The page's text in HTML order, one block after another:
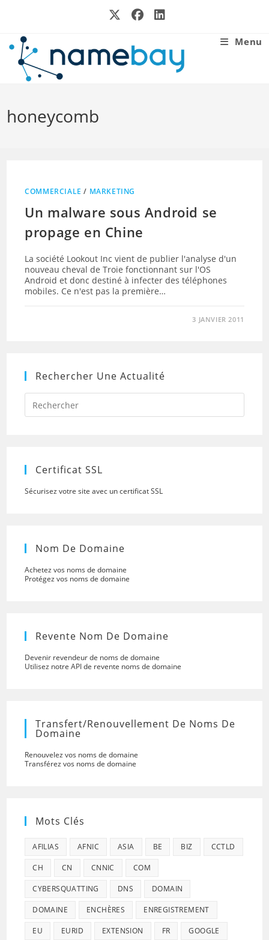
Menu
honeycomb
COMMERCIALE / MARKETING
Un malware sous Android se
propage en Chine
La société Lookout Inc vient de publier l'analyse d'un
nouveau cheval de Troie fonctionnant sur l'OS
Android et donc destiné à infecter des téléphones
mobiles. Ce n'est pas la première…
3 JANVIER 2011
Rechercher Une Actualité
Press
to
Certificat SSL
Sécurisez votre site avec un certificat SSL
Nom De Domaine
Achetez vos noms de domaine
Protégez vos noms de domaine
Revente Nom De Domaine
Devenir revendeur de noms de domaine
Utilisez notre API de revente noms de domaine
Transfert/renouvellement De Noms De
Domaine
Renouvelez vos noms de domaine
Transférez vos noms de domaine
Mots Clés
AFILIAS AFNIC ASIA BE BIZ CCTLD
CH CN CNNIC COM
CYBERSQUATTING DNS DOMAIN
DOMAINE ENCHÈRES ENREGISTREMENT
EU EURID EXTENSION FR GOOGLE